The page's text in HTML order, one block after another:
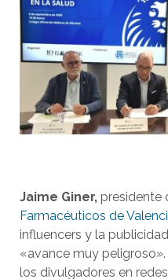
Jaime Giner, presidente
Farmacéuticos de
influencers y la
«avance muy
los divulgadores en